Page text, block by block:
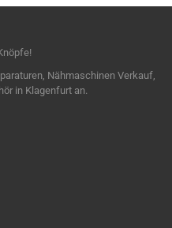
Nähmaschinen Verkauf,
in Klagenfurt an.